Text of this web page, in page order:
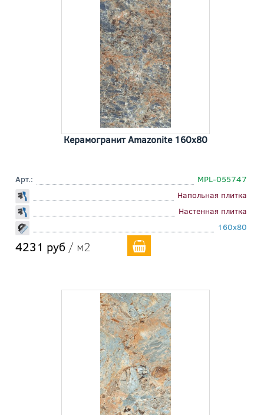
Керамогранит Amazonite 160x80
Арт.:
MPL-055747
Напольная плитка
Настенная плитка
160x80
4231 руб / м2